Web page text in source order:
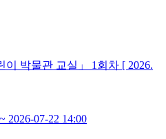
이 박물관 교실」 1회차 [ 2026.
2026-07-22 14:00